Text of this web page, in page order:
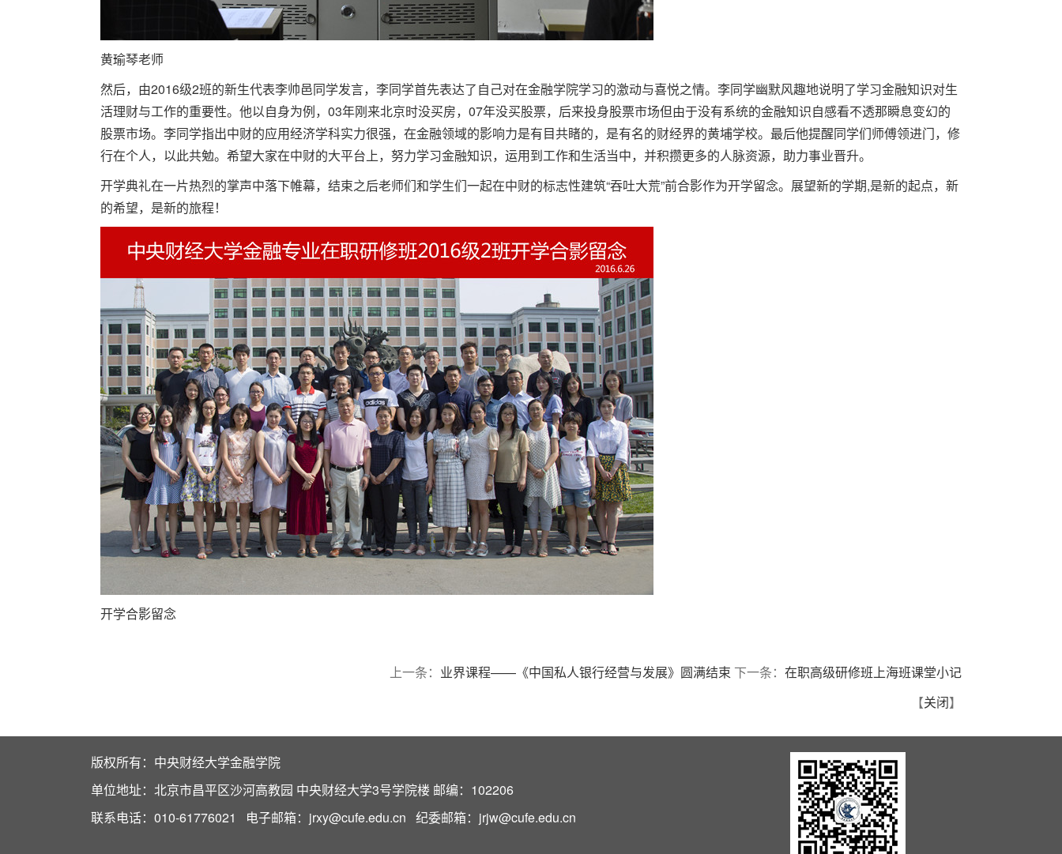
黄瑜琴老师
然后，由2016级2班的新生代表李帅邑同学发言，李同学首先表达了自己对在金融学院学习的激动与喜悦之情。李同学幽默风趣地说明了学习金融知识对生
活理财与工作的重要性。他以自身为例，03年刚来北京时没买房，07年没买股票，后来投身股票市场但由于没有系统的金融知识自感看不透那瞬息变幻的
股票市场。李同学指出中财的应用经济学科实力很强，在金融领域的影响力是有目共睹的，是有名的财经界的黄埔学校。最后他提醒同学们师傅领进门，修
行在个人，以此共勉。希望大家在中财的大平台上，努力学习金融知识，运用到工作和生活当中，并积攒更多的人脉资源，助力事业晋升。
开学典礼在一片热烈的掌声中落下帷幕，结束之后老师们和学生们一起在中财的标志性建筑“吞吐大荒”前合影作为开学留念。展望新的学期,是新的起点，新
的希望，是新的旅程！
开学合影留念
上一条： 业界课程——《中国私人银行经营与发展》圆满结束 下一条： 在职高级研修班上海班课堂小记
【关闭】
版权所有：中央财经大学金融学院
单位地址：北京市昌平区沙河高教园 中央财经大学3号学院楼 邮编：102206
联系电话：010-61776021 电子邮箱：jrxy@cufe.edu.cn 纪委邮箱：jrjw@cufe.edu.cn